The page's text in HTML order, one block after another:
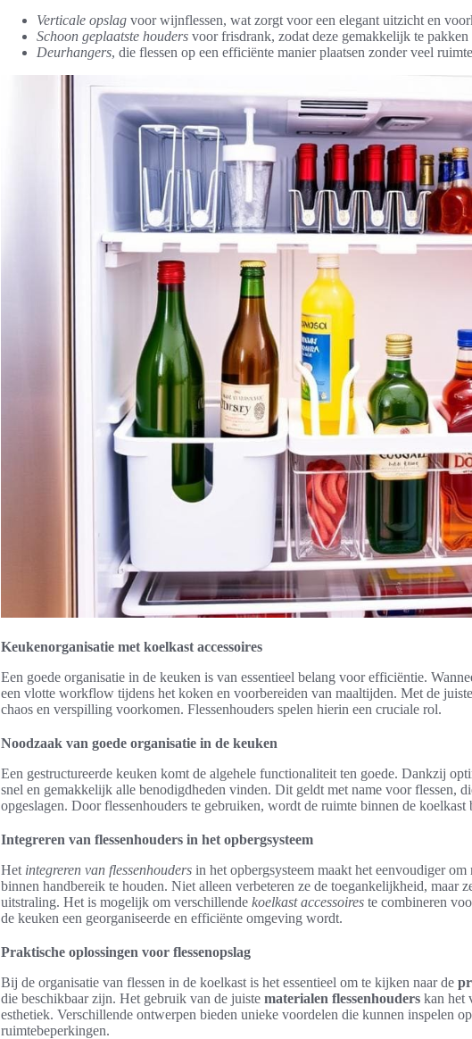
Verticale opslag voor wijnflessen, wat zorgt voor een elegant uitzicht en
Schoon geplaatste houders voor frisdrank, zodat deze gemakkelijk te pakken
Deurhangers, die flessen op een efficiënte manier plaatsen zonder veel
Keukenorganisatie met koelkast accessoires
Een goede organisatie in de keuken is van essentieel belang voor efficiëntie.
een vlotte workflow tijdens het koken en voorbereiden van maaltijden. Met de juiste
chaos en verspilling voorkomen. Flessenhouders spelen hierin een cruciale rol.
Noodzaak van goede organisatie in de keuken
Een gestructureerde keuken komt de algehele functionaliteit ten goede. Dankzij
snel en gemakkelijk alle benodigdheden vinden. Dit geldt met name voor flessen,
opgeslagen. Door flessenhouders te gebruiken, wordt de ruimte binnen de koelkast
Integreren van flessenhouders in het opbergsysteem
Het integreren van flessenhouders in het opbergsysteem maakt het eenvoudiger
binnen handbereik te houden. Niet alleen verbeteren ze de toegankelijkheid, maar
uitstraling. Het is mogelijk om verschillende koelkast accessoires te combineren
de keuken een georganiseerde en efficiënte omgeving wordt.
Praktische oplossingen voor flessenopslag
Bij de organisatie van flessen in de koelkast is het essentieel om te kijken naar de
die beschikbaar zijn. Het gebruik van de juiste materialen flessenhouders kan het
esthetiek. Verschillende ontwerpen bieden unieke voordelen die kunnen inspelen
ruimtebeperkingen.